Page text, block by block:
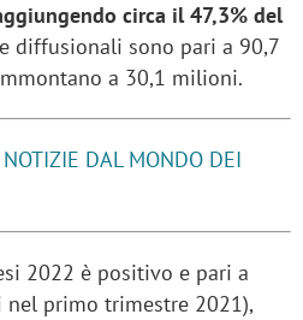
circa il 47,3% del
diffusionali sono pari a 90,7
a 30,1 milioni.
DAL MONDO DEI
2022 è positivo e pari a
primo trimestre 2021),